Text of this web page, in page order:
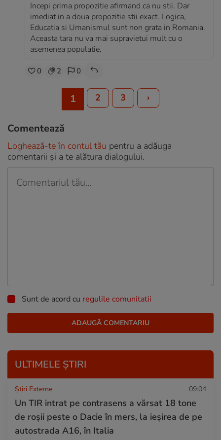
Incepi prima propozitie afirmand ca nu stii. Dar
imediat in a doua propozitie stii exact. Logica,
Educatia si Umanismul sunt non grata in Romania.
Aceasta tara nu va mai supravietui mult cu o
asemenea populatie.
0 2 0
1 2 3 ›
Comentează
Loghează-te în contul tău pentru a adăuga
comentarii și a te alătura dialogului.
Sunt de acord cu regulile comunitatii
ULTIMELE ȘTIRI
Știri Externe 09:04
Un TIR intrat pe contrasens a vărsat 18 tone
de roșii peste o Dacie în mers, la ieșirea de pe
autostrada A16, în Italia